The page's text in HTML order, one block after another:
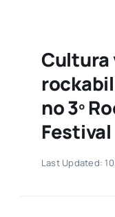
Cultura
no 3º
Festival
Last Updated: